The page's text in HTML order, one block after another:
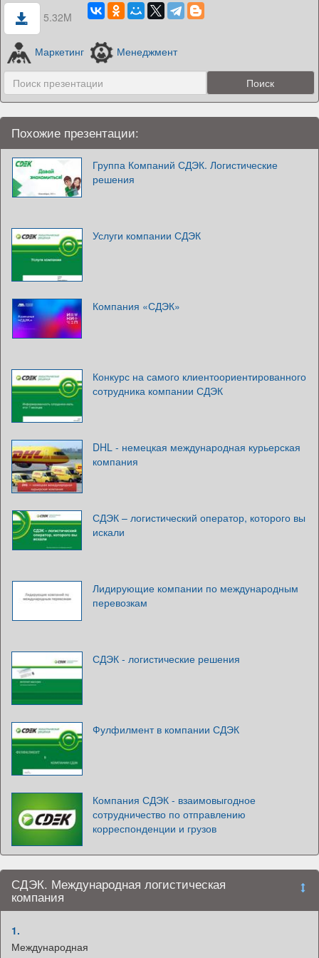
5.32M
Маркетинг Менеджмент
Похожие презентации:
Группа Компаний СДЭК. Логистические
решения
Услуги компании СДЭК
Компания «СДЭК»
Конкурс на самого клиентоориентированного
сотрудника компании СДЭК
DHL - немецкая международная курьерская
компания
СДЭК – логистический оператор, которого вы
искали
Лидирующие компании по международным
перевозкам
СДЭК - логистические решения
Фулфилмент в компании СДЭК
Компания СДЭК - взаимовыгодное
сотрудничество по отправлению
корреспонденции и грузов
СДЭК. Международная логистическая
компания
1.
Международная